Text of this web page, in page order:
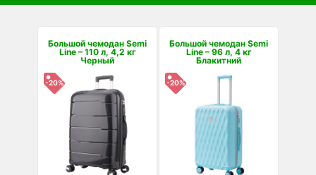
Большой чемодан Semi
Line – 110 л, 4,2 кг
Черный
-20%
Большой чемодан Semi
Line – 96 л, 4 кг
Блакитний
-20%